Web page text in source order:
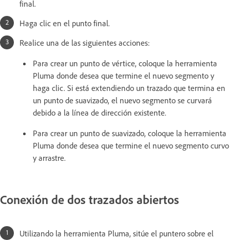
final.
Haga clic en el punto final.
Realice una de las siguientes acciones:
Para crear un punto de vértice, coloque la herramienta
Pluma donde desea que termine el nuevo segmento y
haga clic. Si está extendiendo un trazado que termina en
un punto de suavizado, el nuevo segmento se curvará
debido a la línea de dirección existente.
Para crear un punto de suavizado, coloque la herramienta
Pluma donde desea que termine el nuevo segmento curvo
y arrastre.
Conexión de dos trazados abiertos
Utilizando la herramienta Pluma, sitúe el puntero sobre el